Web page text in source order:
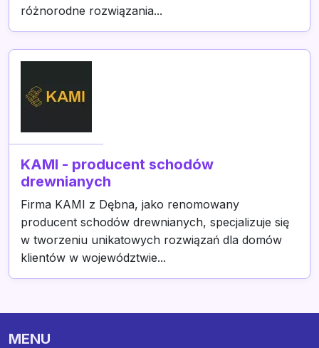
różnorodne rozwiązania...
KAMI - producent schodów
drewnianych
Firma KAMI z Dębna, jako renomowany
producent schodów drewnianych, specjalizuje się
w tworzeniu unikatowych rozwiązań dla domów
klientów w województwie...
MENU